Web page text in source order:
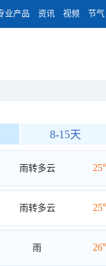
业产品 资讯 视频 节气
8-15天
雨转多云
雨转多云
雨